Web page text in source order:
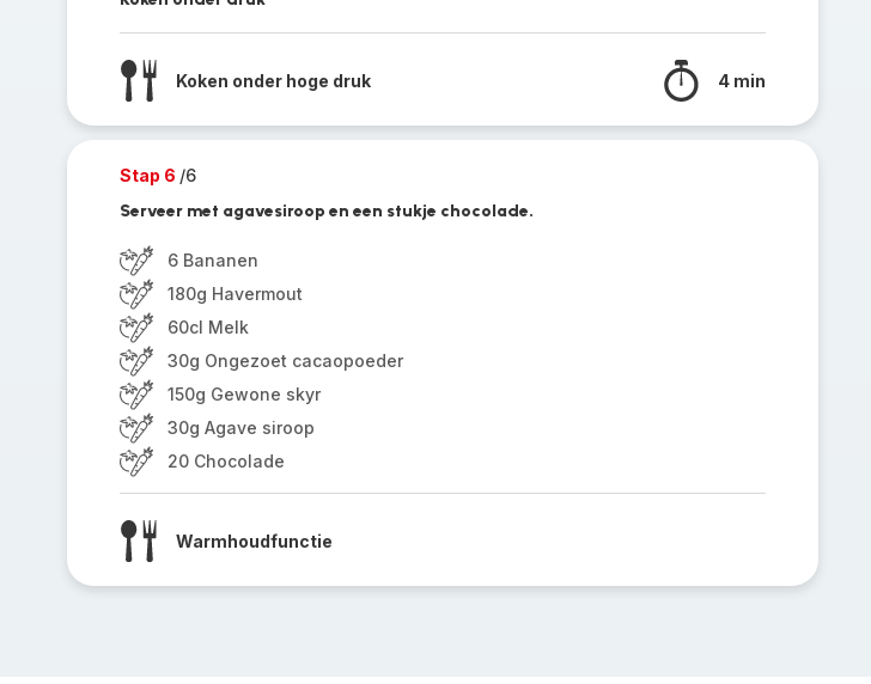
Koken onder hoge druk 4 min
Stap 6 /6
Serveer met agavesiroop en een stukje chocolade.
6 Bananen
180g Havermout
60cl Melk
30g Ongezoet cacaopoeder
150g Gewone skyr
30g Agave siroop
20 Chocolade
Warmhoudfunctie